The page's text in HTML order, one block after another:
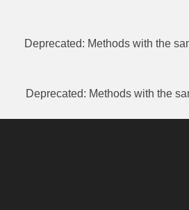
Deprecated: Methods with the
Deprecated: Methods with the